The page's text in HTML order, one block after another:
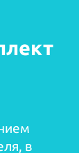
в